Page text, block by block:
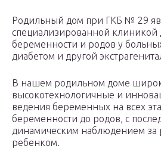
Родильный дом при ГКБ № 29
специализированной клиникой
беременности и родов у
диабетом и другой
В нашем родильном доме
высокотехнологичные и
ведения беременных на всех
беременности до родов, с
динамическим наблюдением за
ребенком.